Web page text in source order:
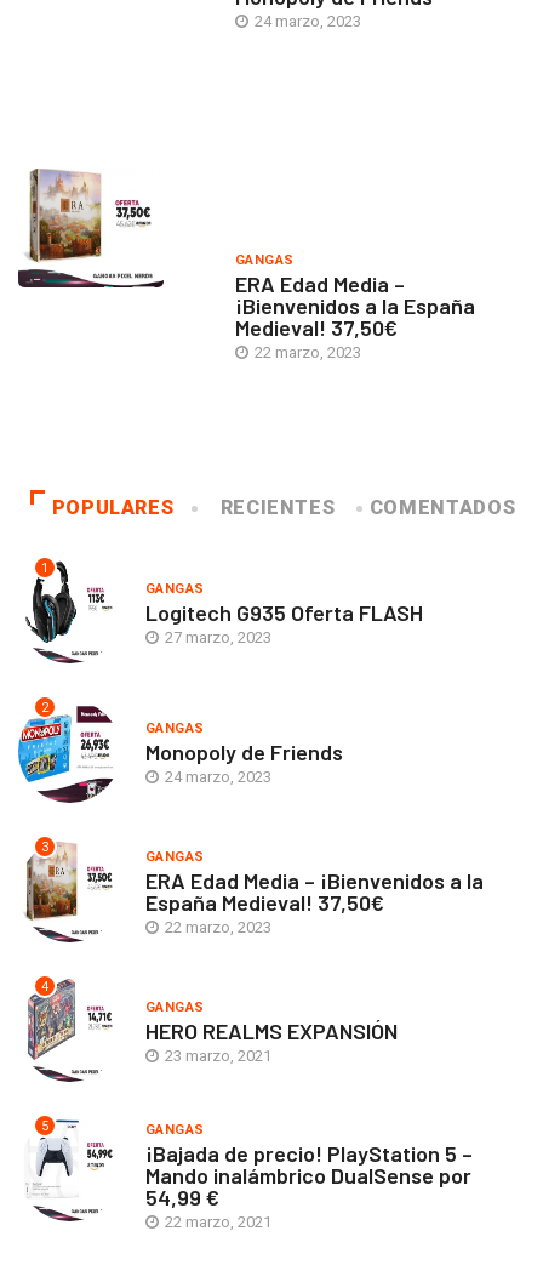
24 marzo, 2023
GANGAS
ERA Edad Media –
¡Bienvenidos a la España
Medieval! 37,50€
22 marzo, 2023
POPULARES RECIENTES COMENTADOS
1
GANGAS
Logitech G935 Oferta FLASH
27 marzo, 2023
2
GANGAS
Monopoly de Friends
24 marzo, 2023
3
GANGAS
ERA Edad Media – ¡Bienvenidos a la
España Medieval! 37,50€
22 marzo, 2023
4
GANGAS
HERO REALMS EXPANSIÓN
23 marzo, 2021
5 GANGAS
¡Bajada de precio! PlayStation 5 –
Mando inalámbrico DualSense por
54,99 €
22 marzo, 2021